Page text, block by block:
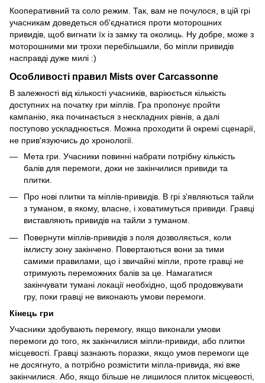
Кооперативний та соло режим. Так, вам не почулося, в цій грі
учасникам доведеться об'єднатися проти моторошних
привидів, щоб вигнати їх із замку та околиць. Ну добре, може з
моторошними ми трохи перебільшили, бо міпли привидів
насправді дуже милі :)
Особливості правил Mists over Carcassonne
В залежності від кількості учасників, варіюється кількість
доступних на початку гри міплів. Гра пропонує пройти
кампанію, яка починається з нескладних рівнів, а далі
поступово ускладнюється. Можна проходити й окремі сценарії,
не прив'язуючись до хронології.
Мета гри. Учасники повинні набрати потрібну кількість
балів для перемоги, доки не закінчилися привиди та
плитки.
Про нові плитки та міплів-привидів. В грі з'являються тайли
з туманом, в якому, власне, і ховатимуться привиди. Гравці
виставляють привидів на тайли з туманом.
Повернути міплів-привидів з поля дозволяється, коли
імлисту зону закінчено. Повертаються вони за тими
самими правилами, що і звичайні міпли, проте гравці не
отримують переможних балів за це. Намагатися
закінчувати тумані локації необхідно, щоб продовжувати
гру, поки гравці не виконають умови перемоги.
Кінець гри
Учасники здобувають перемогу, якщо виконали умови
перемоги до того, як закінчилися міпли-привиди, або плитки
місцевості. Гравці зазнають поразки, якщо умов перемоги ще
не досягнуто, а потрібно розмістити міпла-привида, які вже
закінчилися. Або, якщо більше не лишилося плиток місцевості,